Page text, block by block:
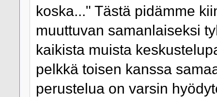
koska..." Tästä pidämme
muuttuvan samanlaiseksi
kaikista muista
pelkkä toisen kanssa
perustelua on varsin